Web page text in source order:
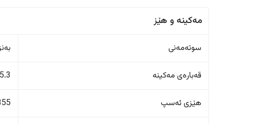
مەکینە و هێز
سوتەمەنی
قەبارەی مەکینە 5.3
هێزی ئەسپ 355